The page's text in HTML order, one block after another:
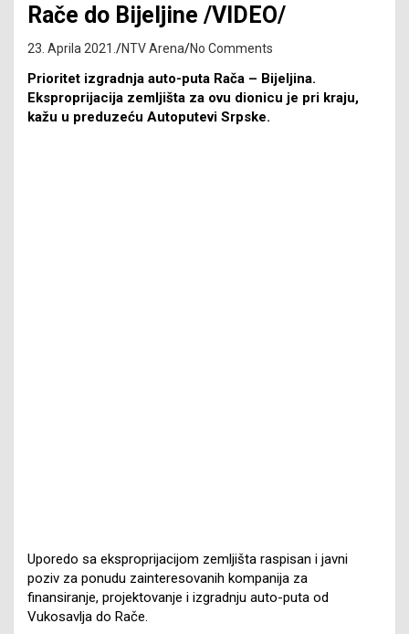
Rače do Bijeljine /VIDEO/
23. Aprila 2021. NTV Arena No Comments
Prioritet izgradnja auto-puta Rača – Bijeljina.
Eksproprijacija zemljišta za ovu dionicu je pri kraju,
kažu u preduzeću Autoputevi Srpske.
Uporedo sa eksproprijacijom zemljišta raspisan i javni
poziv za ponudu zainteresovanih kompanija za
finansiranje, projektovanje i izgradnju auto-puta od
Vukosavlja do Rače.